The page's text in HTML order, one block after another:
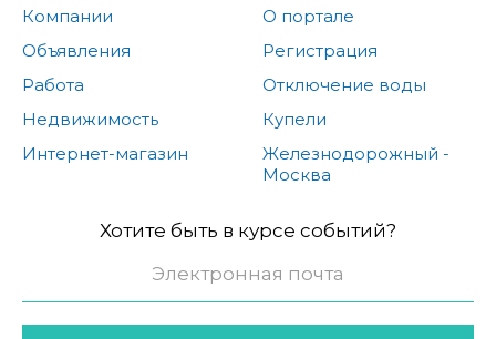
Компании
Объявления
Работа
Недвижимость
Интернет-магазин
О портале
Регистрация
Отключение воды
Купели
Железнодорожный -
Москва
Хотите быть в курсе событий?